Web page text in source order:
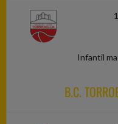
Infantil
B.C.